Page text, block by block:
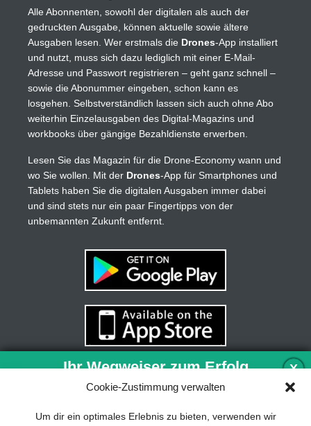
Cookie-Zustimmung verwalten
Um dir ein optimales Erlebnis zu bieten, verwenden wir
Alle Abonnenten, sowohl der digitalen als auch der
gedruckten Ausgabe, können aktuelle sowie ältere
Ausgaben lesen. Wer erstmals die Drones-App installiert
und nutzt, muss sich dazu lediglich mit einer E-Mail-
Adresse und Passwort registrieren – geht ganz schnell –
sowie die Abonummer eingeben, schon kann es
losgehen. Selbstverständlich lassen sich auch ohne Abo
weiterhin Einzelausgaben des Digital-Magazins und
workbooks über gängige Bezahldienste erwerben.
Lesen Sie das Magazin für die Drone-Economy wann und
wo Sie wollen. Mit der Drones-App für Smartphones und
Tablets haben Sie die digitalen Ausgaben immer dabei
und sind stets nur ein paar Fingertipps von der
unbemannten Zukunft entfernt.
X
Ihr Wegweiser zum Erfolg
nachhaltigen Geschäftsmodells sind für